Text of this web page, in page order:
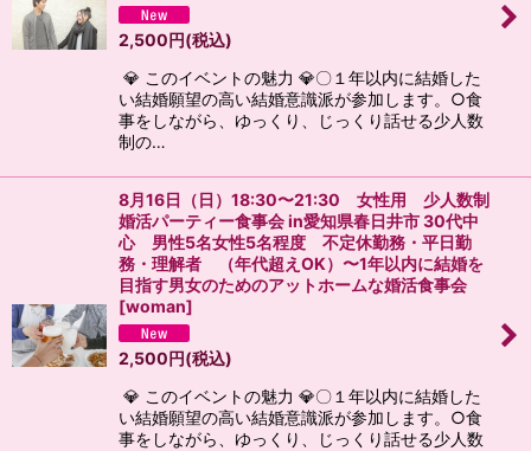
2,500円(税込)
💎 このイベントの魅力 💎〇１年以内に結婚した
い結婚願望の高い結婚意識派が参加します。○食
事をしながら、ゆっくり、じっくり話せる少人数
制の…
8月16日（日）18:30〜21:30 女性用 少人数制
婚活パーティー食事会 in愛知県春日井市 30代中
心 男性5名女性5名程度 不定休勤務・平日勤
務・理解者 （年代超えOK）〜1年以内に結婚を
目指す男女のためのアットホームな婚活食事会
[woman]
2,500円(税込)
💎 このイベントの魅力 💎〇１年以内に結婚した
い結婚願望の高い結婚意識派が参加します。○食
事をしながら、ゆっくり、じっくり話せる少人数